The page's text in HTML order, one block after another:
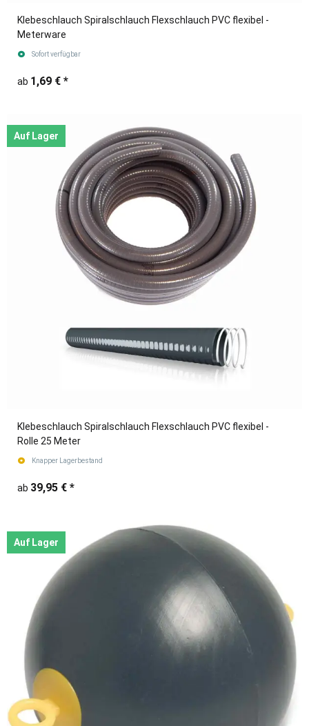
Klebeschlauch Spiralschlauch Flexschlauch PVC flexibel -
Meterware
Sofort verfügbar
ab 1,69 € *
Auf Lager
Klebeschlauch Spiralschlauch Flexschlauch PVC flexibel -
Rolle 25 Meter
Knapper Lagerbestand
ab 39,95 € *
Auf Lager